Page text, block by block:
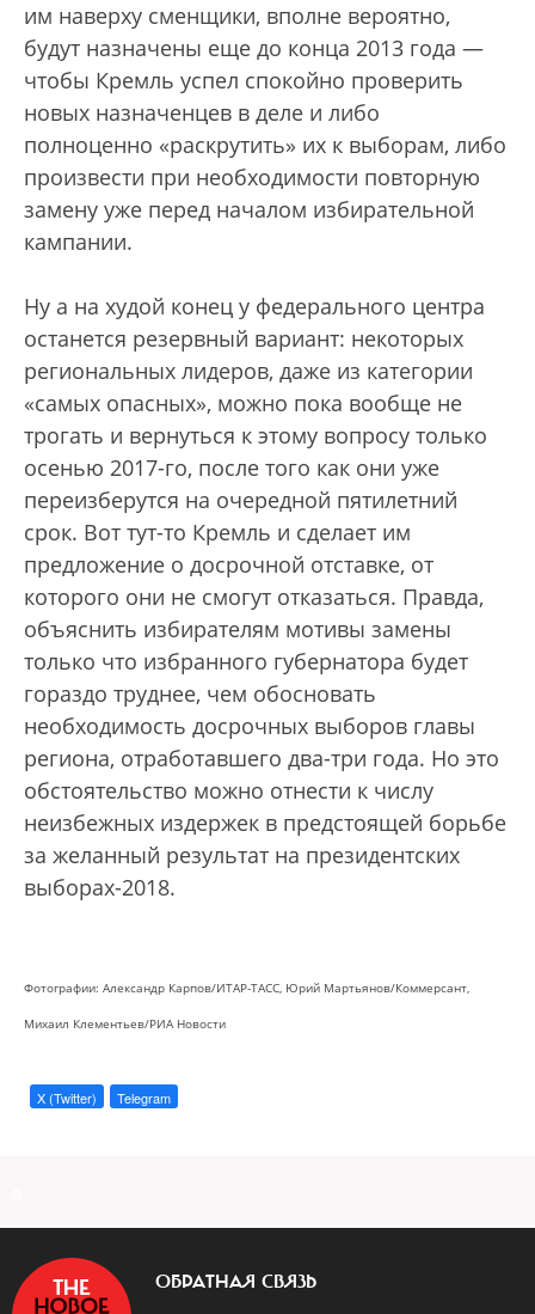
им наверху сменщики, вполне вероятно,
будут назначены еще до конца 2013 года —
чтобы Кремль успел спокойно проверить
новых назначенцев в деле и либо
полноценно «раскрутить» их к выборам, либо
произвести при необходимости повторную
замену уже перед началом избирательной
кампании.
Ну а на худой конец у федерального центра
останется резервный вариант: некоторых
региональных лидеров, даже из категории
«самых опасных», можно пока вообще не
трогать и вернуться к этому вопросу только
осенью 2017-го, после того как они уже
переизберутся на очередной пятилетний
срок. Вот тут-то Кремль и сделает им
предложение о досрочной отставке, от
которого они не смогут отказаться. Правда,
объяснить избирателям мотивы замены
только что избранного губернатора будет
гораздо труднее, чем обосновать
необходимость досрочных выборов главы
региона, отработавшего два-три года. Но это
обстоятельство можно отнести к числу
неизбежных издержек в предстоящей борьбе
за желанный результат на президентских
выборах-2018.
Фотографии: Александр Карпов/ИТАР-ТАСС, Юрий Мартьянов/Коммерсант,
Михаил Клементьев/РИА Новости
X (Twitter) Telegram
ОБРАТНАЯ СВЯЗЬ